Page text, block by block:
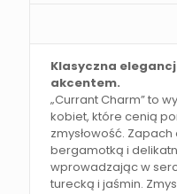
Klasyczna
akcentem.
„Currant Charm” to
kobiet, które cenią
zmysłowość.
bergamotką i
wprowadzając w
turecką i jaśmin.